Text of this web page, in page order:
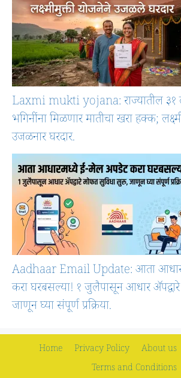
Laxmi mukti yojana: राज्यातील ३१
भगिनींना मिळणार मातीचा खरा हक्क;
उजळनार घरदार.
Aadhaar Email Update: आता
करा घरबसल्या! १ जुलैपासून आधार
जाणून घ्या संपूर्ण प्रक्रिया.
Home Privacy Policy About us
Terms and Conditions